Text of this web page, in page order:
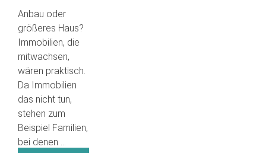
Anbau oder
größeres Haus?
Immobilien, die
mitwachsen,
wären praktisch.
Da Immobilien
das nicht tun,
stehen zum
Beispiel Familien,
bei denen …